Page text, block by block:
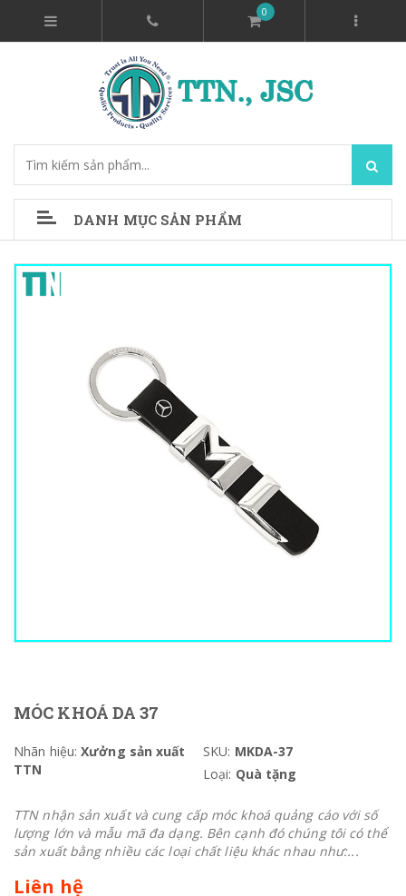
0
DANH MỤC SẢN PHẨM
MÓC KHOÁ DA 37
Nhãn hiệu: Xưởng sản xuất
TTN
SKU: MKDA-37
Loại: Quà tặng
TTN nhận sản xuất và cung cấp móc khoá quảng cáo với số
lượng lớn và mẫu mã đa dạng. Bên cạnh đó chúng tôi có thể
sản xuất bằng nhiều các loại chất liệu khác nhau như:...
Liên hệ